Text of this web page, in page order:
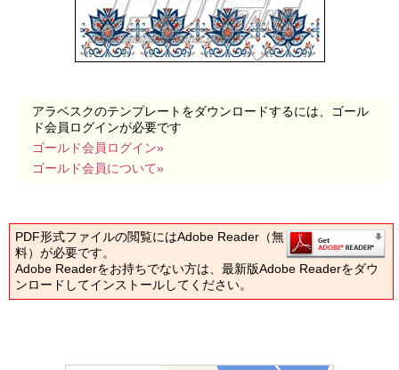
アラベスクのテンプレートをダウンロードするには、ゴール
ド会員ログインが必要です
ゴールド会員ログイン»
ゴールド会員について»
PDF形式ファイルの閲覧にはAdobe Reader（無
料）が必要です。
Adobe Readerをお持ちでない方は、最新版Adobe Readerをダウ
ンロードしてインストールしてください。